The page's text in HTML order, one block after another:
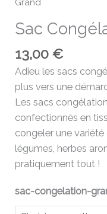
Grand
Sac
13,00€
Adieu les sacs
plus vers une
Les sacs
confectionnés en
congeler une variété
légumes, herbes
pratiquement tout !
sac-congelation-